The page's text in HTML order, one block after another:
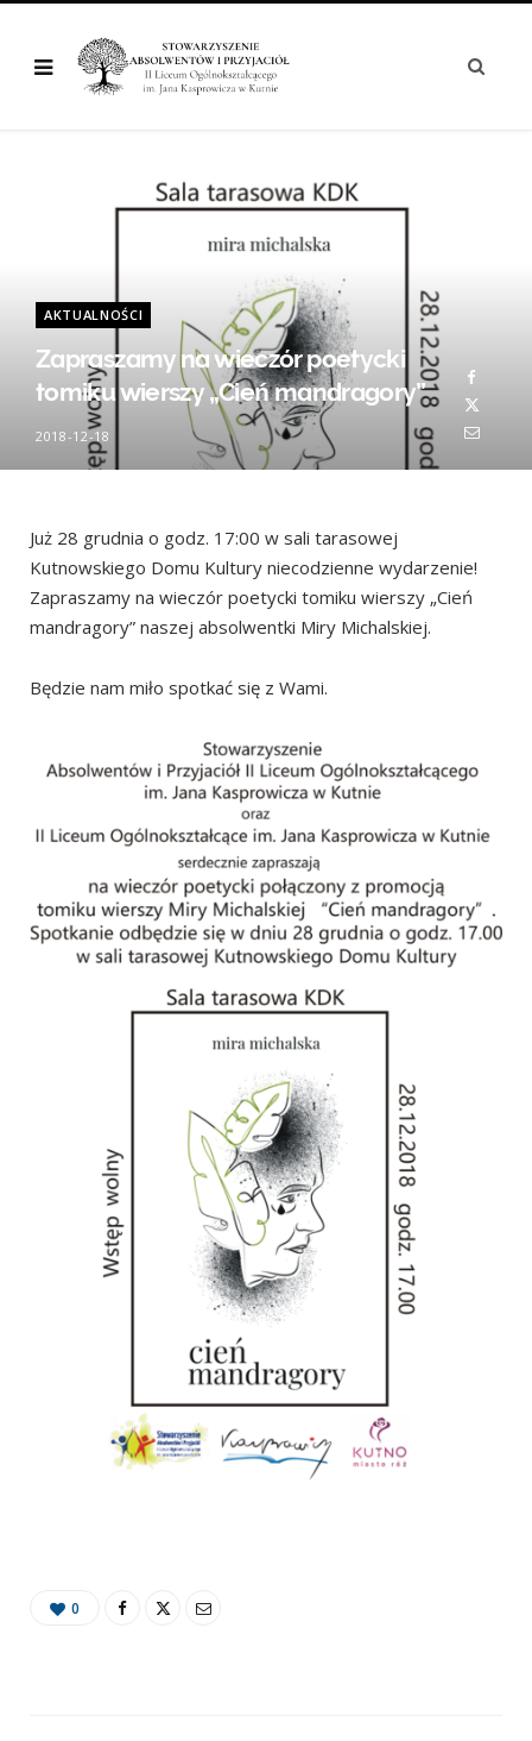
AKTUALNOŚCI
Zapraszamy na wieczór poetycki
tomiku wierszy „Cień mandragory”
2018-12-18
Już 28 grudnia o godz. 17:00 w sali tarasowej
Kutnowskiego Domu Kultury niecodzienne wydarzenie!
Zapraszamy na wieczór poetycki tomiku wierszy „Cień
mandragory” naszej absolwentki Miry Michalskiej.
Będzie nam miło spotkać się z Wami.
0